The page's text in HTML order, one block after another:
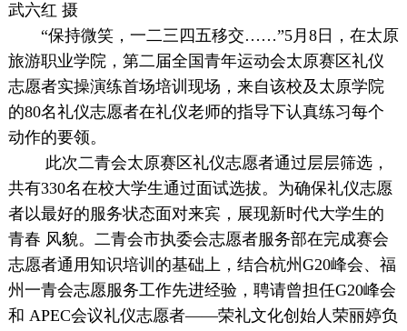
武六红 摄
“保持微笑，一二三四五移交……”5月8日，在太原
旅游职业学院，第二届全国青年运动会太原赛区礼仪
志愿者实操演练首场培训现场，来自该校及太原学院
的80名礼仪志愿者在礼仪老师的指导下认真练习每个
动作的要领。
此次二青会太原赛区礼仪志愿者通过层层筛选，
共有330名在校大学生通过面试选拔。为确保礼仪志愿
者以最好的服务状态面对来宾，展现新时代大学生的
青春 风貌。二青会市执委会志愿者服务部在完成赛会
志愿者通用知识培训的基础上，结合杭州G20峰会、福
州一青会志愿服务工作先进经验，聘请曾担任G20峰会
和 APEC会议礼仪志愿者——荣礼文化创始人荣丽婷负